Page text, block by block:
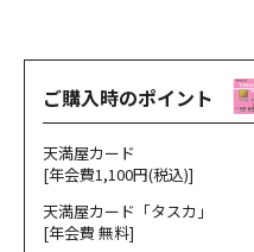
ご購入時のポイント
天満屋カード
[年会費1,100円(税込)]
天満屋カード「タスカ」
[年会費 無料]